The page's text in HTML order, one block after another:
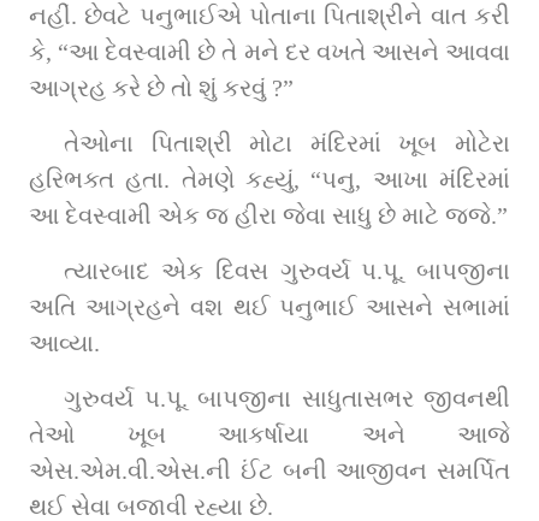
નહીં. છેવટે પનુભાઈએ પોતાના પિતાશ્રીને વાત કરી
કે, “આ દેવસ્વામી છે તે મને દર વખતે આસને આવવા
આગ્રહ કરે છે તો શું કરવું ?”
તેઓના પિતાશ્રી મોટા મંદિરમાં ખૂબ મોટેરા
હરિભક્ત હતા. તેમણે કહ્યું, “પનુ, આખા મંદિરમાં
આ દેવસ્વામી એક જ હીરા જેવા સાધુ છે માટે જજે.”
ત્યારબાદ એક દિવસ ગુરુવર્ય પ.પૂ. બાપજીના
અતિ આગ્રહને વશ થઈ પનુભાઈ આસને સભામાં
આવ્યા.
ગુરુવર્ય પ.પૂ. બાપજીના સાધુતાસભર જીવનથી
તેઓ ખૂબ આકર્ષાયા અને આજે
એસ.એમ.વી.એસ.ની ઈંટ બની આજીવન સમર્પિત
થઈ સેવા બજાવી રહ્યા છે.